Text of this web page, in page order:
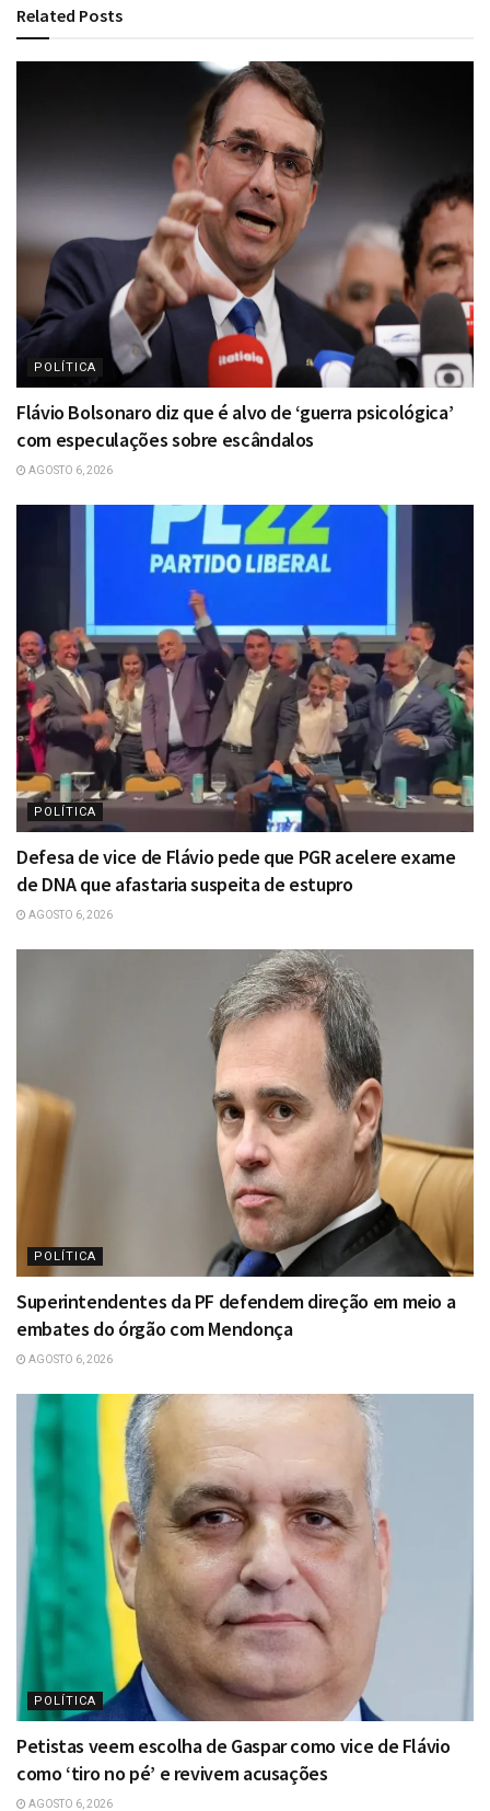
Related Posts
POLÍTICA
Flávio Bolsonaro diz que é alvo de ‘guerra psicológica’
com especulações sobre escândalos
AGOSTO 6, 2026
POLÍTICA
Defesa de vice de Flávio pede que PGR acelere exame
de DNA que afastaria suspeita de estupro
AGOSTO 6, 2026
POLÍTICA
Superintendentes da PF defendem direção em meio a
embates do órgão com Mendonça
AGOSTO 6, 2026
POLÍTICA
Petistas veem escolha de Gaspar como vice de Flávio
como ‘tiro no pé’ e revivem acusações
AGOSTO 6, 2026